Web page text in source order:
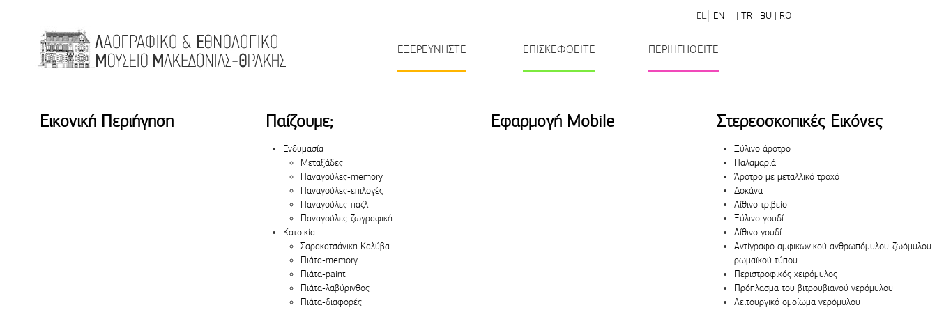
EL EN | TR | BU | RO
ΕΞΕΡΕΥΝΗΣΤΕ ΕΠΙΣΚΕΦΘΕΙΤΕ ΠΕΡΙΗΓΗΘΕΙΤΕ
Εικονική Περιήγηση Παίζουμε;
Ενδυμασία
Μεταξάδες
Παναγούλες-memory
Παναγούλες-επιλογές
Παναγούλες-παζλ
Παναγούλες-ζωγραφική
Κατοικία
Σαρακατσάνικη Καλύβα
Πιάτα-memory
Πιάτα-paint
Πιάτα-λαβύρινθος
Πιάτα-διαφορές
Εφαρμογή Mobile Στερεοσκοπικές Εικόνες
Ξύλινο άροτρο
Παλαμαριά
Άροτρο με μεταλλικό τροχό
Δοκάνα
Λίθινο τριβείο
Ξύλινο γουδί
Λίθινο γουδί
Αντίγραφο αμφικωνικού ανθρωπόμυλου-ζωόμυλου
ρωμαϊκού τύπου
Περιστροφικός χειρόμυλος
Πρόπλασμα του βιτρουβιανού νερόμυλου
Λειτουργικό ομοίωμα νερόμυλου